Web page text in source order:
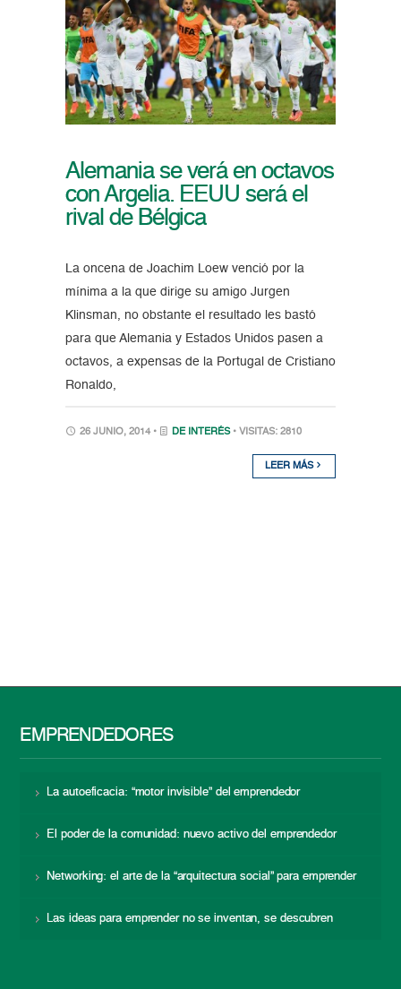
Alemania se verá en octavos
con Argelia. EEUU será el
rival de Bélgica
La oncena de Joachim Loew venció por la
mínima a la que dirige su amigo Jurgen
Klinsman, no obstante el resultado les bastó
para que Alemania y Estados Unidos pasen a
octavos, a expensas de la Portugal de Cristiano
Ronaldo,
26 JUNIO, 2014 • DE INTERÉS • VISITAS: 2810
LEER MÁS
EMPRENDEDORES
La autoeficacia: “motor invisible” del emprendedor
El poder de la comunidad: nuevo activo del emprendedor
Networking: el arte de la “arquitectura social” para emprender
Las ideas para emprender no se inventan, se descubren